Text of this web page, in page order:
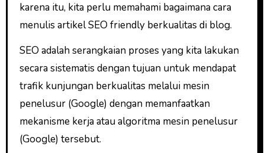
karena itu, kita perlu memahami bagaimana cara
menulis artikel SEO friendly berkualitas di blog.
SEO adalah serangkaian proses yang kita lakukan
secara sistematis dengan tujuan untuk mendapat
trafik kunjungan berkualitas melalui mesin
penelusur (Google) dengan memanfaatkan
mekanisme kerja atau algoritma mesin penelusur
(Google) tersebut.